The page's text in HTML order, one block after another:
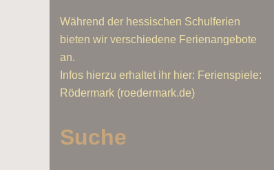
Während der hessischen Schulferien
bieten wir verschiedene Ferienangebote
an.
Infos hierzu erhaltet ihr hier: Ferienspiele:
Rödermark (roedermark.de)
Suche